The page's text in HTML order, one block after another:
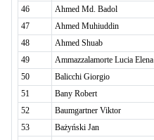
46
Ahmed Md. Badol
47
Ahmed Muhiuddin
48
Ahmed Shuab
49
Ammazzalamorte Lucia Elena
50
Balicchi Giorgio
51
Bany Robert
52
Baumgartner Viktor
53
Bażyński Jan